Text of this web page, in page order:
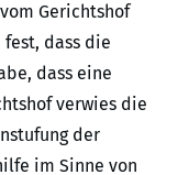
Gerichtshof
dass die
dass eine
verwies die
der
im Sinne von